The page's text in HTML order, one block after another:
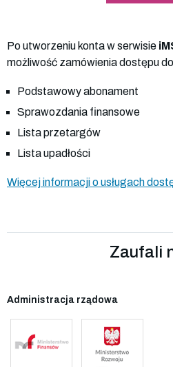
Po utworzeniu konta w serwisie
możliwość zamówienia dostępu do
Podstawowy abonament
Sprawozdania finansowe
Lista przetargów
Lista upadłości
Więcej informacji o usługach
Zaufali
Administracja rządowa